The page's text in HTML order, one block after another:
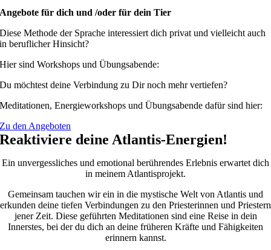
Angebote für dich und /oder für dein Tier
Diese Methode der Sprache interessiert dich privat und vielleicht auch
in beruflicher Hinsicht?
Hier sind Workshops und Übungsabende:
Du möchtest deine Verbindung zu Dir noch mehr vertiefen?
Meditationen, Energieworkshops und Übungsabende dafür sind hier:
Zu den Angeboten
Reaktiviere deine Atlantis-Energien!
Ein unvergessliches und emotional berührendes Erlebnis erwartet dich
in meinem Atlantisprojekt.
Gemeinsam tauchen wir ein in die mystische Welt von Atlantis und
erkunden deine tiefen Verbindungen zu den Priesterinnen und Priestern
jener Zeit. Diese geführten Meditationen sind eine Reise in dein
Innerstes, bei der du dich an deine früheren Kräfte und Fähigkeiten
erinnern kannst.